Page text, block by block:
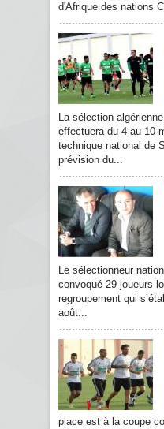
d'Afrique des nations
La sélection
effectuera du 4 au 10
technique national de
prévision du...
Le sélectionneur
convoqué 29 joueurs
regroupement qui
août...
place est à la coupe